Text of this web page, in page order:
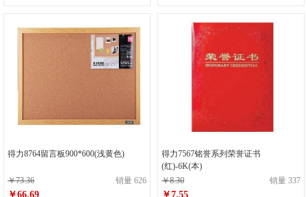
得力8764留言板900*600(浅黄色)
￥73.36 销量 626
￥66.69
得力7567铭誉系列荣誉证书
(红)-6K(本)
￥8.30
销量 337
￥7.55